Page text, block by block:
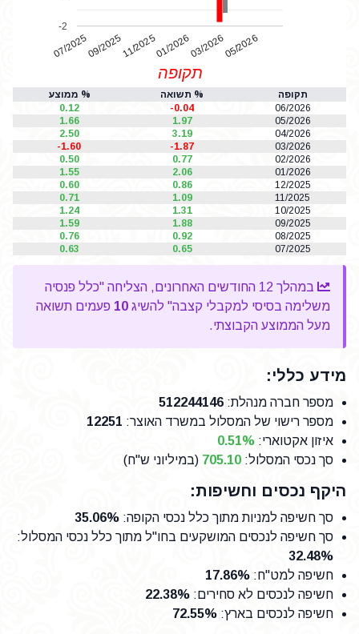
07/202509/202511/202501/202603/202605/2026
-2
תקופה
תקופה % תשואה
% ממוצע
06/2026
-0.04
0.12
05/2026
1.97
1.66
04/2026
3.19
2.50
03/2026
-1.87
-1.60
02/2026
0.77
0.50
01/2026
2.06
1.55
12/2025
0.86
0.60
11/2025
1.09
0.71
10/2025
1.31
1.24
09/2025
1.88
1.59
08/2025
0.92
0.76
07/2025
0.65
0.63
במהלך 12 החודשים האחרונים, הצליחה "כלל פנסיה
משלימה בסיסי למקבלי קצבה" להשיג 10 פעמים תשואה
מעל הממוצע הקבוצתי.
מידע כללי:
מספר חברה מנהלת:
512244146
מספר רישוי של המסלול במשרד האוצר:
12251
איזון אקטוארי: 0.51%
סך נכסי המסלול: 705.10 (במיליוני ש"ח)
היקף נכסים וחשיפות:
סך חשיפה למניות מתוך כלל נכסי הקופה:
35.06%
סך חשיפה לנכסים המושקעים בחו"ל מתוך כלל נכסי המסלול:
32.48%
חשיפה למט"ח:
17.86%
חשיפה לנכסים לא סחירים:
22.38%
חשיפה לנכסים בארץ:
72.55%